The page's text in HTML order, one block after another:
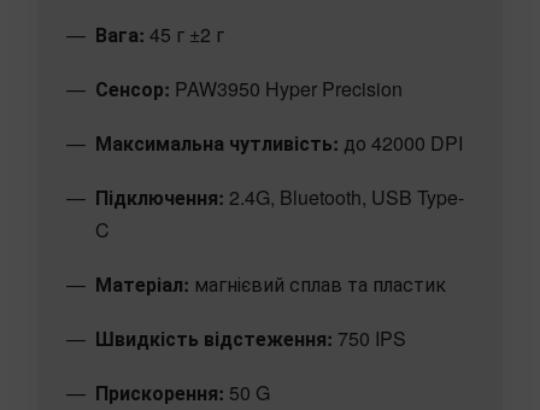
Вага: 45 г ±2 г
Сенсор: PAW3950 Hyper Precision
Максимальна чутливість: до 42000 DPI
Підключення: 2.4G, Bluetooth, USB Type-
C
Матеріал: магнієвий сплав та пластик
Швидкість відстеження: 750 IPS
Прискорення: 50 G